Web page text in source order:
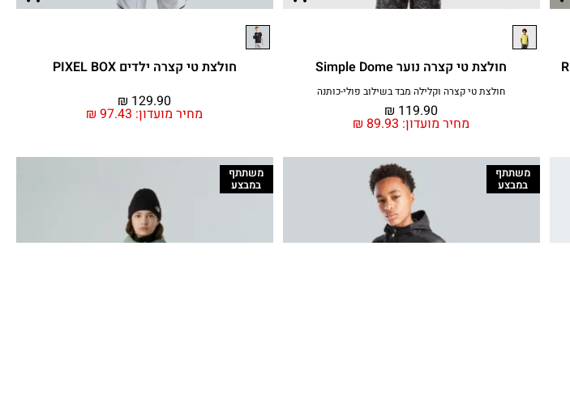
חולצת טי קצרה נוער Simple Dome
חולצת טי קצרה וקלילה מבד בשילוב פולי-כותנה
מחיר מועדון: ₪ 89.93
₪ 119.90
חולצת טי קצרה ילדים PIXEL BOX
מחיר מועדון: ₪ 97.43
₪ 129.90
משתתף
במבצע
משתתף
במבצע